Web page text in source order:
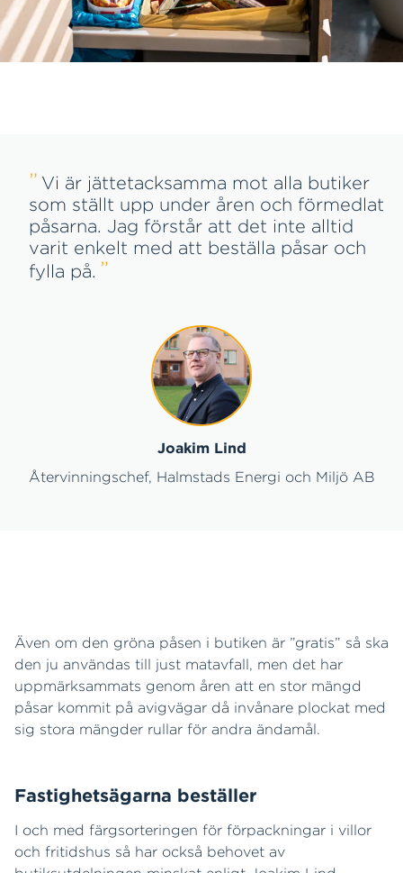
Vi är jättetacksamma mot alla butiker
som ställt upp under åren och förmedlat
påsarna. Jag förstår att det inte alltid
varit enkelt med att beställa påsar och
fylla på.
Joakim Lind
Återvinningschef, Halmstads Energi och Miljö AB
Även om den gröna påsen i butiken är ”gratis” så ska
den ju användas till just matavfall, men det har
uppmärksammats genom åren att en stor mängd
påsar kommit på avigvägar då invånare plockat med
sig stora mängder rullar för andra ändamål.
Fastighetsägarna beställer
I och med färgsorteringen för förpackningar i villor
och fritidshus så har också behovet av